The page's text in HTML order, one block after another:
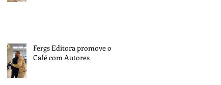
Fergs Editora promove o 1º
Café com Autores